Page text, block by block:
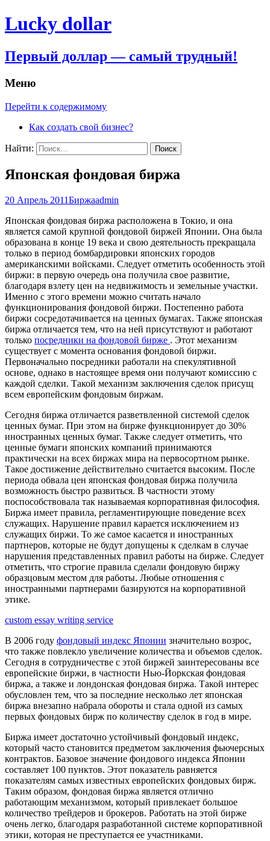
Lucky dollar
Первый доллар — самый трудный!
Меню
Перейти к содержимому
Как создать свой бизнес?
Найти:
Японская фондовая биржа
20 Апрель 2011Биржаadmin
Японская фондовая биржа расположена в Токио, и она
является самой крупной фондовой биржей Японии. Она была
образована в конце 19 века и свою деятельность прекращала
только в период бомбардировки японских городов
американскими войсками. Следует отметить особенность этой
биржи: в первую очередь она получила свое развитие,
благодаря взлету цен на недвижимость и земельные участки.
Именно с этого времени можно считать начало
функционирования фондовой биржи. Постепенно работа
биржи сосредотачивается на ценных бумагах. Также японская
биржа отличается тем, что на ней присутствуют и работают
только посредники на фондовой бирже . Этот механизм
существует с момента основания фондовой биржи.
Первоначально посредники работали на спекулятивной
основе, однако в настоящее время они получают комиссию с
каждой сделки. Такой механизм заключения сделок присущ
всем европейским фондовым биржам.
Сегодня биржа отличается разветвленной системой сделок
ценных бумаг. При этом на бирже функционирует до 30%
иностранных ценных бумаг. Также следует отметить, что
ценные бумаги японских компаний принимаются
практически на всех биржах мира на первосортном рынке.
Такое достижение действительно считается высоким. После
периода обвала цен японская фондовая биржа получила
возможность быстро развиться. В частности этому
поспособствовала так называемая корпоративная философия.
Биржа имеет правила, регламентирующие поведение всех
служащих. Нарушение правил карается исключением из
служащих биржи. То же самое касается и иностранных
партнеров, которые не будут допущены к сделкам в случае
нарушения представленных правил работы на бирже. Следует
отметить, что строгие правила сделали фондовую биржу
образцовым местом для работы. Любые отношения с
иностранными партнерами базируются на корпоративной
этике.
custom essay writing service
В 2006 году фондовый индекс Японии значительно возрос,
что также повлекло увеличение количества и объемов сделок.
Сегодня в сотрудничестве с этой биржей заинтересованы все
европейские биржи, в частности Нью-Йоркская фондовая
биржа, а также и лондонская фондовая биржа. Такой интерес
обусловлен тем, что за последние несколько лет японская
биржа внезапно набрала обороты и стала одной из самых
первых фондовых бирж по количеству сделок в год в мире.
Биржа имеет достаточно устойчивый фондовый индекс,
который часто становится предметом заключения фьючерсных
контрактов. Базовое значение фондового индекса Японии
составляет 100 пунктов. Этот показатель равняется
показателям самых известных европейских фондовых бирж.
Таким образом, фондовая биржа является отлично
работающим механизмом, который привлекает большое
количество трейдеров и брокеров. Работать на этой бирже
очень легко, благодаря разработанной системе корпоративной
этики, которая не преступается ее участниками.